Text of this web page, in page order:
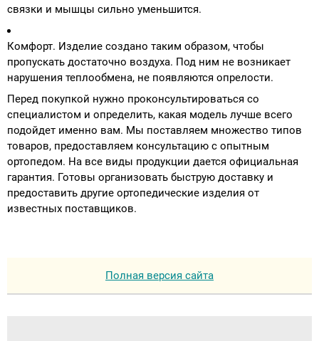
связки и мышцы сильно уменьшится.
Комфорт. Изделие создано таким образом, чтобы
пропускать достаточно воздуха. Под ним не возникает
нарушения теплообмена, не появляются опрелости.
Перед покупкой нужно проконсультироваться со
специалистом и определить, какая модель лучше всего
подойдет именно вам. Мы поставляем множество типов
товаров, предоставляем консультацию с опытным
ортопедом. На все виды продукции дается официальная
гарантия. Готовы организовать быструю доставку и
предоставить другие ортопедические изделия от
известных поставщиков.
Полная версия сайта